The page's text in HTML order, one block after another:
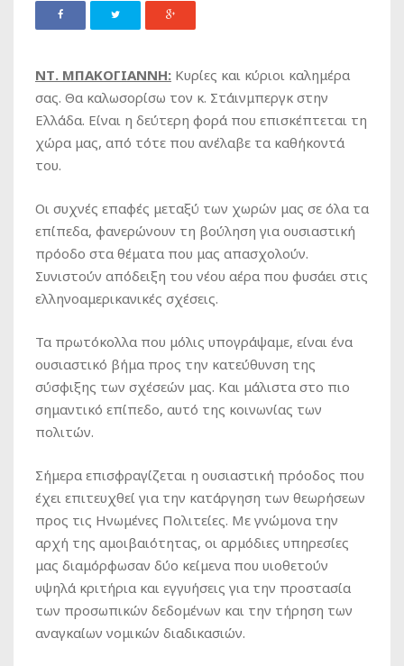
ΝΤ. ΜΠΑΚΟΓΙΑΝΝΗ: Κυρίες και κύριοι καλημέρα
σας. Θα καλωσορίσω τον κ. Στάινμπεργκ στην
Ελλάδα. Είναι η δεύτερη φορά που επισκέπτεται τη
χώρα μας, από τότε που ανέλαβε τα καθήκοντά
του.
Οι συχνές επαφές μεταξύ των χωρών μας σε όλα τα
επίπεδα, φανερώνουν τη βούληση για ουσιαστική
πρόοδο στα θέματα που μας απασχολούν.
Συνιστούν απόδειξη του νέου αέρα που φυσάει στις
ελληνοαμερικανικές σχέσεις.
Τα πρωτόκολλα που μόλις υπογράψαμε, είναι ένα
ουσιαστικό βήμα προς την κατεύθυνση της
σύσφιξης των σχέσεών μας. Και μάλιστα στο πιο
σημαντικό επίπεδο, αυτό της κοινωνίας των
πολιτών.
Σήμερα επισφραγίζεται η ουσιαστική πρόοδος που
έχει επιτευχθεί για την κατάργηση των θεωρήσεων
προς τις Ηνωμένες Πολιτείες. Με γνώμονα την
αρχή της αμοιβαιότητας, οι αρμόδιες υπηρεσίες
μας διαμόρφωσαν δύο κείμενα που υιοθετούν
υψηλά κριτήρια και εγγυήσεις για την προστασία
των προσωπικών δεδομένων και την τήρηση των
αναγκαίων νομικών διαδικασιών.